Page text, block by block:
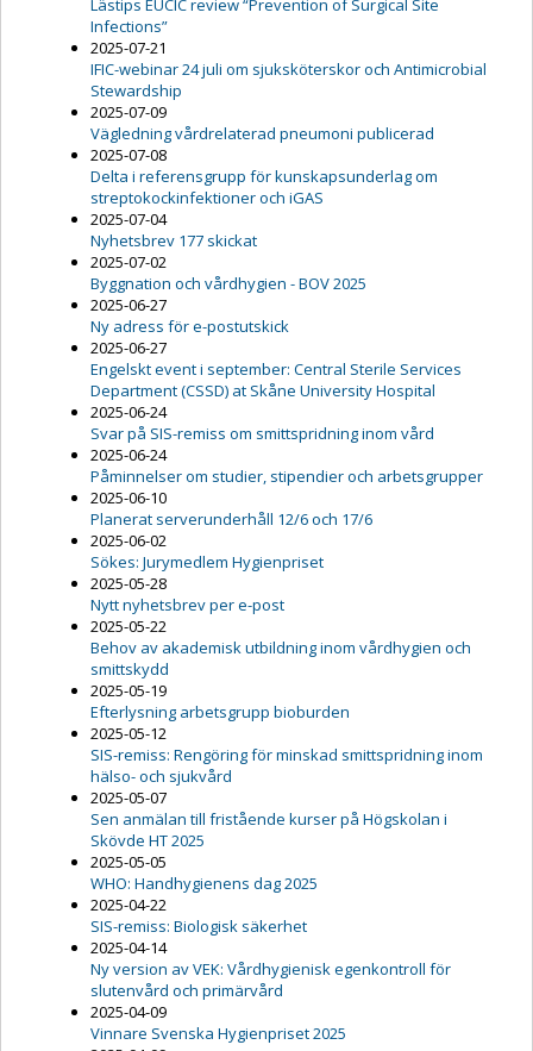
Lästips EUCIC review “Prevention of Surgical Site
Infections”
2025-07-21
IFIC-webinar 24 juli om sjuksköterskor och Antimicrobial
Stewardship
2025-07-09
Vägledning vårdrelaterad pneumoni publicerad
2025-07-08
Delta i referensgrupp för kunskapsunderlag om
streptokockinfektioner och iGAS
2025-07-04
Nyhetsbrev 177 skickat
2025-07-02
Byggnation och vårdhygien - BOV 2025
2025-06-27
Ny adress för e-postutskick
2025-06-27
Engelskt event i september: Central Sterile Services
Department (CSSD) at Skåne University Hospital
2025-06-24
Svar på SIS-remiss om smittspridning inom vård
2025-06-24
Påminnelser om studier, stipendier och arbetsgrupper
2025-06-10
Planerat serverunderhåll 12/6 och 17/6
2025-06-02
Sökes: Jurymedlem Hygienpriset
2025-05-28
Nytt nyhetsbrev per e-post
2025-05-22
Behov av akademisk utbildning inom vårdhygien och
smittskydd
2025-05-19
Efterlysning arbetsgrupp bioburden
2025-05-12
SIS-remiss: Rengöring för minskad smittspridning inom
hälso- och sjukvård
2025-05-07
Sen anmälan till fristående kurser på Högskolan i
Skövde HT 2025
2025-05-05
WHO: Handhygienens dag 2025
2025-04-22
SIS-remiss: Biologisk säkerhet
2025-04-14
Ny version av VEK: Vårdhygienisk egenkontroll för
slutenvård och primärvård
2025-04-09
Vinnare Svenska Hygienpriset 2025